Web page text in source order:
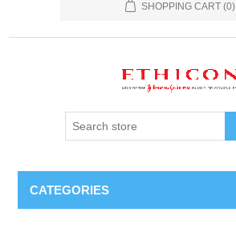
SHOPPING CART (0)
CATEGORIES